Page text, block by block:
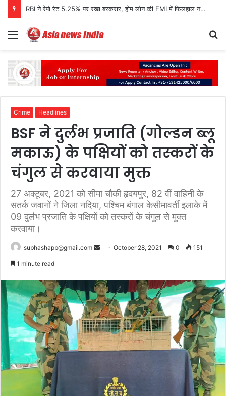
RBI ने रेपो रेट 5.25% पर रखा बरकरार, होम लोन की EMI में फिलहाल नहीं होगा बदलाव
Menu
Crime Headlines
BSF ने दुर्लभ प्रजाति (गोल्डन ब्लू
मकाऊ) के पक्षियों को तस्करों के
चंगुल से करवाया मुक्त
27 अक्टूबर, 2021 को सीमा चौकी हृदयपुर, 82 वीं वाहिनी के
सतर्क जवानों ने जिला नदिया, पश्चिम बंगाल केसीमावर्ती इलाके में
09 दुर्लभ प्रजाति के पक्षियों को तस्करों के चंगुल से मुक्त
करवाया।
subhashapb@gmail.com
SendOctober 28, 2021 0 151
1 minute read